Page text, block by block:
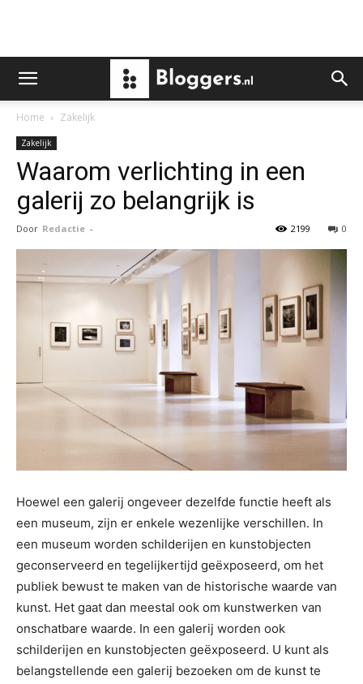
Home Zakelijk
Zakelijk
Waarom verlichting in een
galerij zo belangrijk is
Door Redactie - 0
2199
Hoewel een galerij ongeveer dezelfde functie heeft als
een museum, zijn er enkele wezenlijke verschillen. In
een museum worden schilderijen en kunstobjecten
geconserveerd en tegelijkertijd geëxposeerd, om het
publiek bewust te maken van de historische waarde van
kunst. Het gaat dan meestal ook om kunstwerken van
onschatbare waarde. In een galerij worden ook
schilderijen en kunstobjecten geëxposeerd. U kunt als
belangstellende een galerij bezoeken om de kunst te